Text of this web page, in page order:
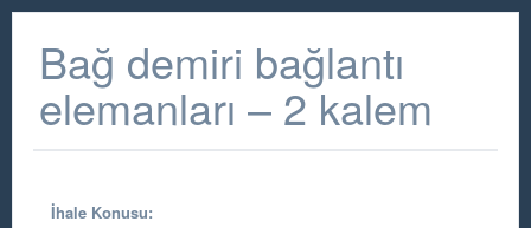
Bağ demiri bağlantı
elemanları – 2 kalem
İhale Konusu: